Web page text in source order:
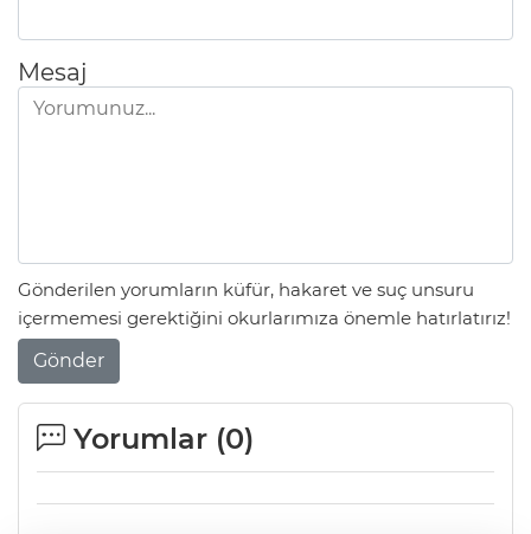
Mesaj
Gönderilen yorumların küfür, hakaret ve suç unsuru
içermemesi gerektiğini okurlarımıza önemle hatırlatırız!
Gönder
Yorumlar (0)